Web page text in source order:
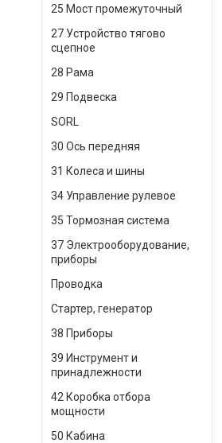
25 Мост промежуточный
27 Устройство тягово
сцепное
28 Рама
29 Подвеска
SORL
30 Ось передняя
31 Колеса и шины
34 Управление рулевое
35 Тормозная система
37 Электрооборудование,
приборы
Проводка
Стартер, генератор
38 Приборы
39 Инструмент и
принадлежности
42 Коробка отбора
мощности
50 Кабина